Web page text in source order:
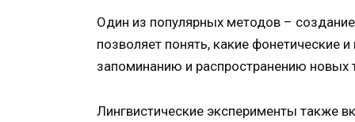
Один из популярных методов –
позволяет понять, какие фонетические
запоминанию и распространению новых
Лингвистические эксперименты также